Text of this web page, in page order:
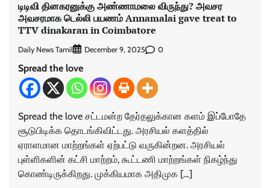
டிடிவி தினகரனுக்கு அண்ணாமலை விருந்து? அவசர
அவசரமாக டெல்லி பயணம் Annamalai gave treat to
TTV dinakaran in Coimbatore
Daily News Tamil December 9, 2025 0
Spread the love
Spread the love சட்டமன்ற தேர்தலுக்கான களம் இப்போதே
சூடுபிடிக்க தொடங்கிவிட்டது. அரசியல் களத்தில்
ஏராளமான மாற்றங்கள் ஏற்பட்டு வருகின்றன. அரசியல்
புள்ளிகளின் கட்சி மாற்றம், கூட்டணி மாற்றங்கள் நிகழ்ந்து
கொண்டிருக்கிறது. முக்கியமாக அதிமுக […]